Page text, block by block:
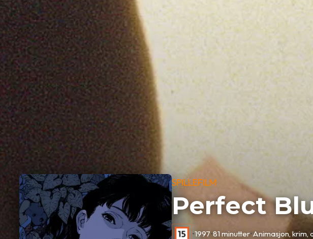
SPILLEFILM
Perfect
•1997•81 minutter•Animasjon, krim,